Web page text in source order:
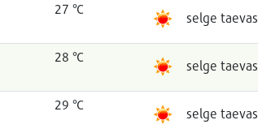
27 °C
selge taevas
28 °C
selge taevas
29 °C
selge taevas